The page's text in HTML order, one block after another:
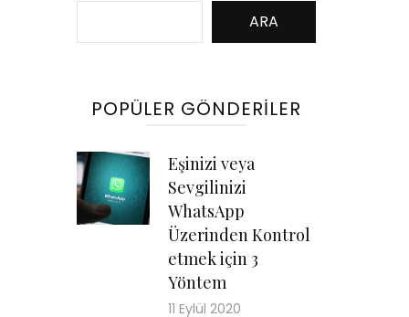
ARA
POPÜLER GÖNDERILER
Eşinizi veya
Sevgilinizi
WhatsApp
Üzerinden Kontrol
etmek için 3
Yöntem
11 Eylül 2020